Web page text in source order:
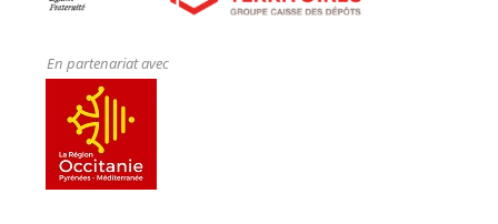
En partenariat avec